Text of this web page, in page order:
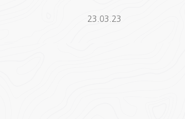
23.03.23